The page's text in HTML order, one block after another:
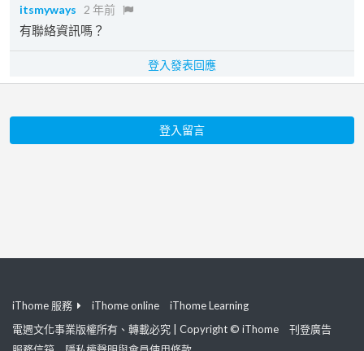
itsmyways 2 年前
有聯絡資訊嗎？
登入發表回應
登入留言
iThome 服務 iThome online
iThome Learning
電週文化事業版權所有、轉載必究 | Copyright © iThome
刊登廣告